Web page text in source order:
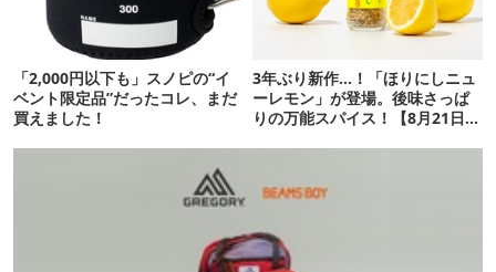
「2,000円以下も」スノピの“イ
ベント限定品”だったコレ、まだ
買えました！
3年ぶり新作…！「ほりにしニュ
ーレモン」が登場。後味さっぱ
りの万能スパイス！【8月21日発